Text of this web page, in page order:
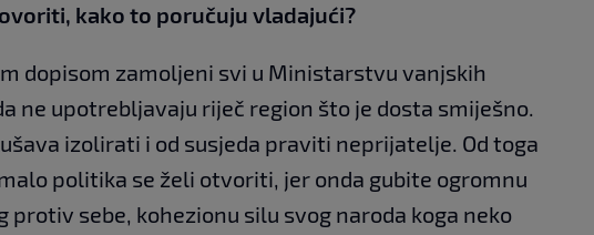
kako to poručuju vladajući?
dopisom zamoljeni svi u Ministarstvu vanjskih
ne upotrebljavaju riječ region što je dosta smiješno.
izolirati i od susjeda praviti neprijatelje. Od toga
politika se želi otvoriti, jer onda gubite ogromnu
protiv sebe, kohezionu silu svog naroda koga neko